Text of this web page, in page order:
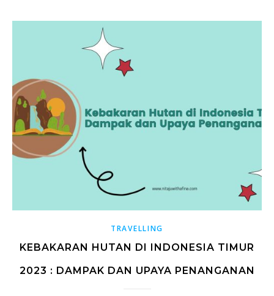
TRAVELLING
KEBAKARAN HUTAN DI INDONESIA TIMUR
2023 : DAMPAK DAN UPAYA PENANGANAN